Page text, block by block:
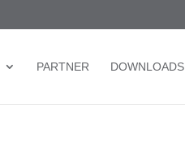
PARTNER DOWNLOADS